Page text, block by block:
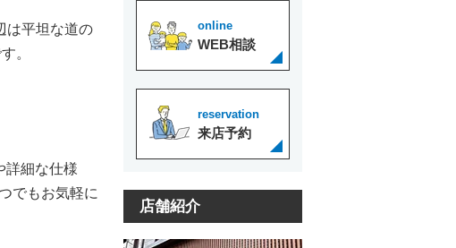
は平坦な道の
。
詳細な仕様
でもお気軽に
online
WEB相談
reservation
来店予約
店舗紹介